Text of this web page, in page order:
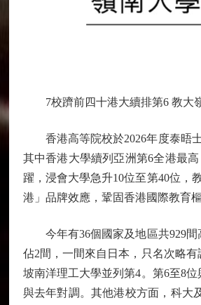
7校躋前四十港大續排第6 教大
香港高等院校於2026年度泰晤士
其中香港大學續列亞洲第6全港最
躍，浸會大學急升10位至第40位，
港」品牌效應，鞏固香港國際教育樞
今年有36個國家及地區共929間
佔2間，一間來自日本，只名次略
坡南洋理工大學並列第4。第6至8
與去年對調。其他港校方面，科大